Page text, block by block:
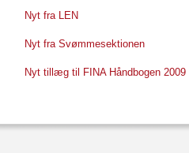
Nyt fra LEN
Nyt fra Svømmesektionen
Nyt tillæg til FINA Håndbogen 2009